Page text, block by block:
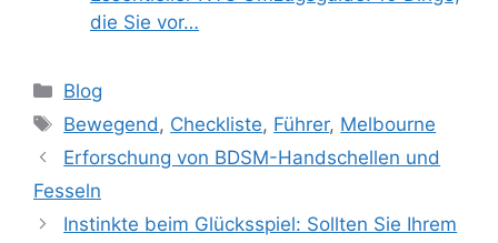
die Sie vor…
Categories
Blog
Tags
Bewegend, Checkliste, Führer, Melbourne
Erforschung von BDSM-Handschellen und
Fesseln
Instinkte beim Glücksspiel: Sollten Sie Ihrem